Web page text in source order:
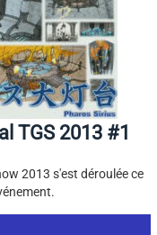
TGS 2013 #1
2013 s'est déroulée ce